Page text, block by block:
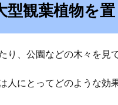
型観葉植物を
り、公園などの木々を見
人にとってどのような効